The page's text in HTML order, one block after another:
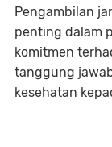
Pengambilan
penting dalam
komitmen
tanggung
kesehatan